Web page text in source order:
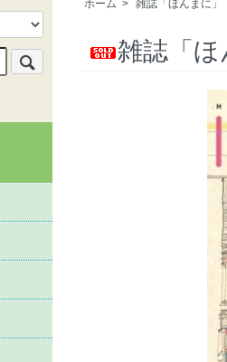
ホーム > 雑誌「ほんまに」
雑誌「